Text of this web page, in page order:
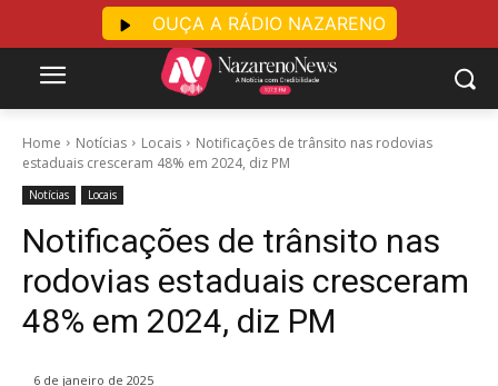
Home Notícias Locais
Notificações de trânsito nas rodovias
estaduais cresceram 48% em 2024, diz PM
Notícias Locais
Notificações de trânsito nas
rodovias estaduais cresceram
48% em 2024, diz PM
6 de janeiro de 2025
OUÇA A RÁDIO NAZARENO